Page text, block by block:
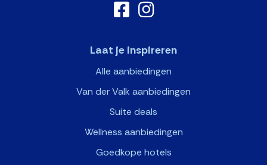
Laat je inspireren
Alle aanbiedingen
Van der Valk aanbiedingen
Suite deals
Wellness aanbiedingen
Goedkope hotels